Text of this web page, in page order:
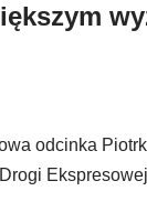
odcinka